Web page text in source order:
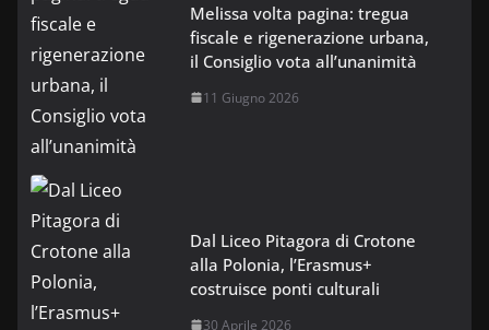
Melissa volta pagina: tregua
fiscale e rigenerazione urbana,
il Consiglio vota all’unanimità
11 Giugno 2026
Dal Liceo Pitagora di Crotone
alla Polonia, l’Erasmus+
costruisce ponti culturali
30 Aprile 2026